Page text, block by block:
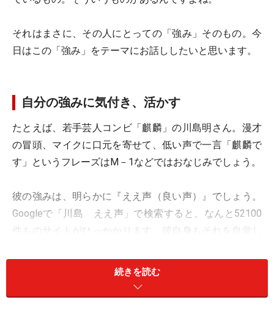
それはまさに、その人にとっての「強み」そのもの。今
日はこの「強み」をテーマにお話ししたいと思います。
自分の強みに気付き、活かす
たとえば、若手芸人コンビ「麒麟」の川島明さん。漫才
の冒頭、マイクに口元を寄せて、低い声で一言「麒麟で
す」というフレーズはM－1などではおなじみでしょう。
彼の強みは、明らかに『ええ声（良い声）』でしょう。
Googleで「川島 ええ声」で検索すると、なんと52100
件ものサイトがひっかかります。彼自身もそれを自覚し
滑らかなトーク技術ももちろんそうですが、それはおそ
らく後天的に鍛えたものでしょう。また彼の場合、その
続きを読む